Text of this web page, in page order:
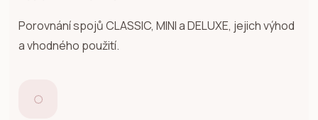
Porovnání spojů CLASSIC, MINI a DELUXE, jejich výhod
a vhodného použití.
◌